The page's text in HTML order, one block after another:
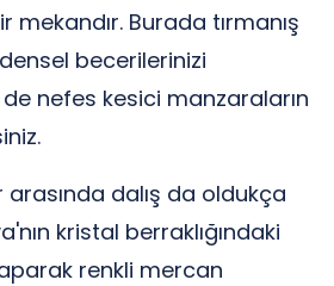
mekandır. Burada tırmanış
becerilerinizi
nefes kesici manzaraların
dalış da oldukça
kristal berraklığındaki
renkli mercan